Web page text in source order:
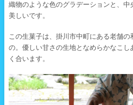
織物のような色のグラデーションと、中
美しいです。
この生菓子は、掛川市中町にある老舗の
の。優しい甘さの生地となめらかなこし
く合います。